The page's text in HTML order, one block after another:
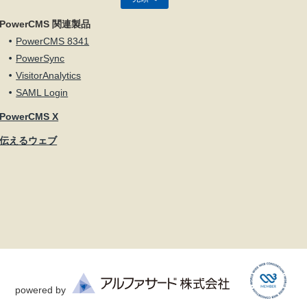
PowerCMS 関連製品
PowerCMS 8341
PowerSync
VisitorAnalytics
SAML Login
PowerCMS X
伝えるウェブ
powered by